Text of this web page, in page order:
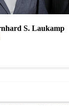
S. Laukamp